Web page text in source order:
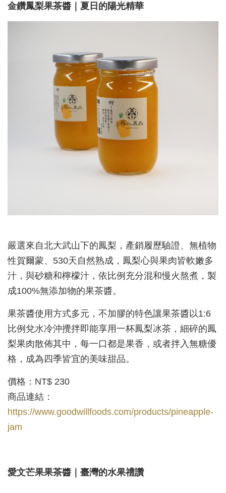
金鑽鳳梨果茶醬｜夏日的陽光精華
嚴選來自北大武山下的鳳梨，產銷履歷驗證、無植物
性賀爾蒙、530天自然熟成，鳳梨心與果肉皆軟嫩多
汁，與砂糖和檸檬汁，依比例充分混和慢火熬煮，製
成100%無添加物的果茶醬。
果茶醬使用方式多元，不加膠的特色讓果茶醬以1:6
比例兌水冷沖攪拌即能享用一杯鳳梨冰茶，細碎的鳳
梨果肉散佈其中，每一口都是果香，或者拌入無糖優
格，成為四季皆宜的美味甜品。
價格：NT$ 230
商品連結：
https://www.goodwillfoods.com/products/pineapple-
jam
愛文芒果果茶醬｜臺灣的水果禮讚